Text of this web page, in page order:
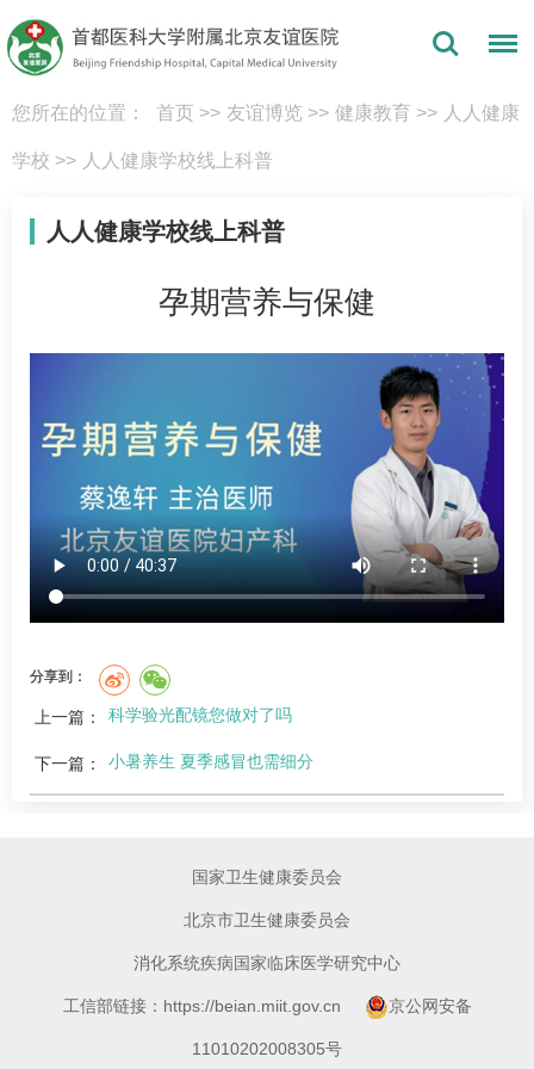
您所在的位置： 首页 >> 友谊博览 >> 健康教育 >> 人人健康
学校 >> 人人健康学校线上科普
人人健康学校线上科普
孕期营养与保健
分享到：
上一篇： 科学验光配镜您做对了吗
下一篇： 小暑养生 夏季感冒也需细分
国家卫生健康委员会
北京市卫生健康委员会
消化系统疾病国家临床医学研究中心
工信部链接：https://beian.miit.gov.cn 京公网安备
11010202008305号